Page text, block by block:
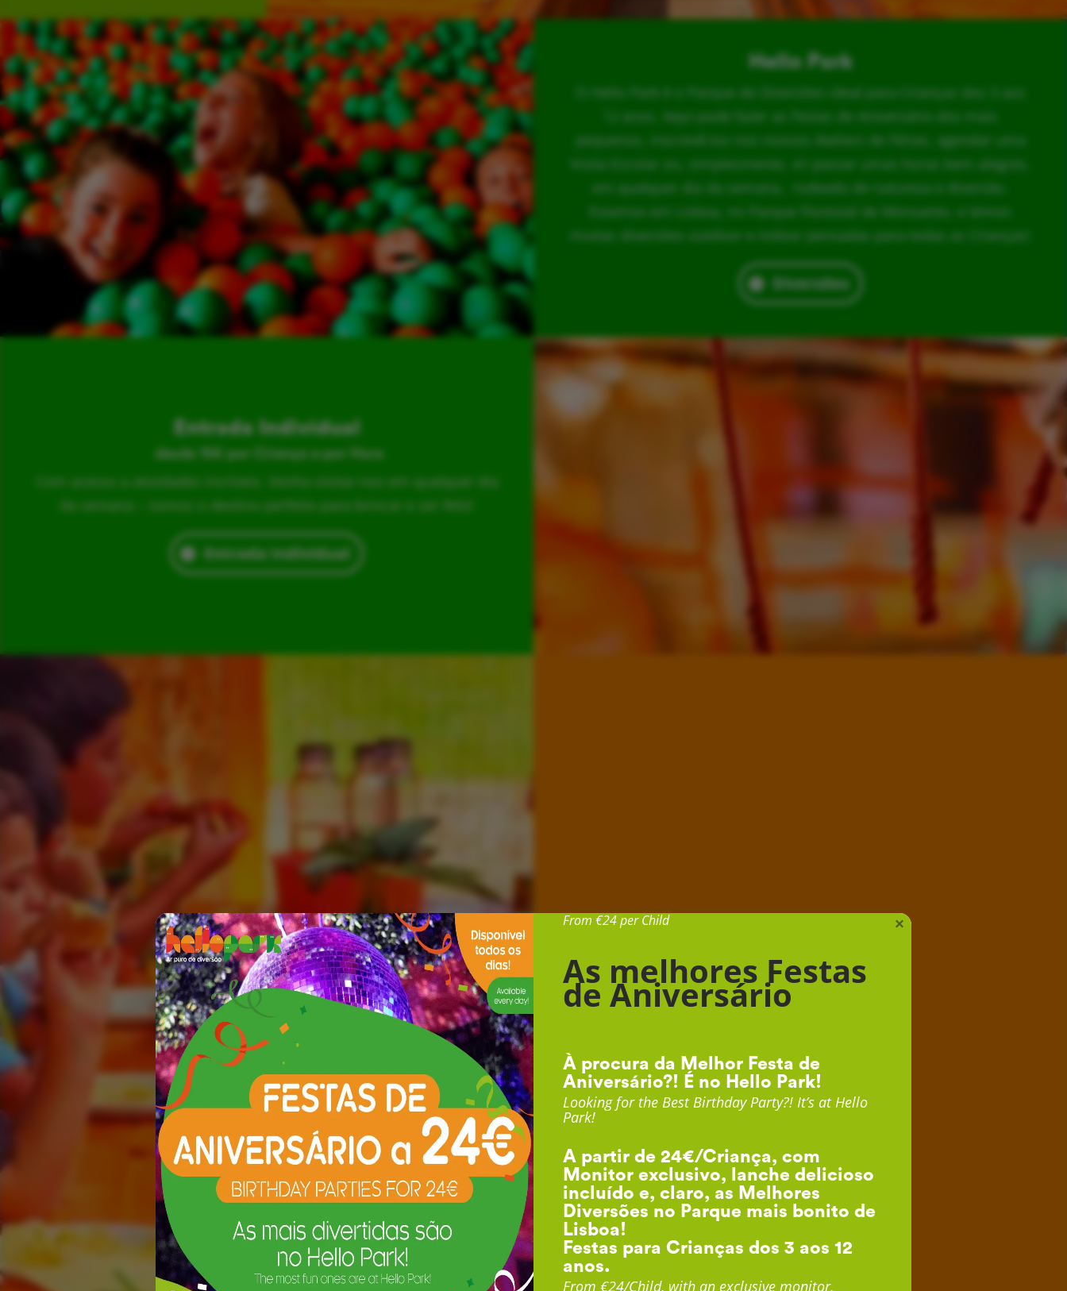
Hello Park
O Hello Park é o Parque de Diversões ideal para Crianças dos 3 aos
12 anos. Aqui pode fazer as Festas de Aniversário dos mais
pequenos, inscrevê-los nos nossos Ateliers de Férias, agendar uma
Visita Escolar ou, simplesmente, vir passar umas horas bem alegres,
em qualquer dia da semana, rodeado de natureza e diversão.
Estamos em Lisboa, no Parque Florestal de Monsanto, e temos
muitas diversões outdoor e indoor pensadas para todas as Crianças!
Diversões
Entrada Individual
desde 15€ por Criança e por Hora
Com acesso a atividades incríveis. Venha visitar-nos em qualquer dia
da semana – somos o destino perfeito para brincar e ser feliz!
Entrada Individual
Festa de Aniversário
From €24 per Child
As melhores Festas
de Aniversário
À procura da Melhor Festa de
Aniversário?! É no Hello Park!
Looking for the Best Birthday Party?! It’s at Hello
Park!
A partir de 24€/Criança, com
Monitor exclusivo, lanche delicioso
incluído e, claro, as Melhores
Diversões no Parque mais bonito de
Lisboa!
Festas para Crianças dos 3 aos 12
anos.
From €24/Child, with an exclusive monitor,
×